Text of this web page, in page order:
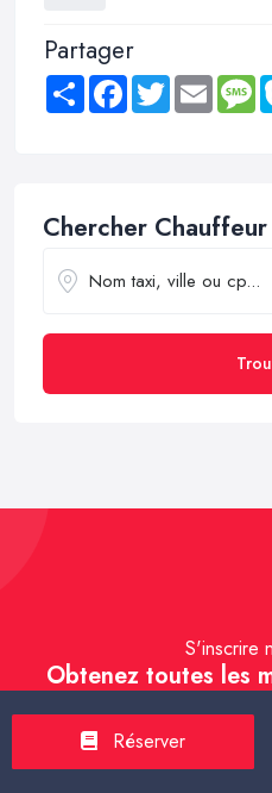
Partager
Share FacebookTwitter Email
Chercher Chauffeur
S'inscrire
Obtenez toutes les
Réserver